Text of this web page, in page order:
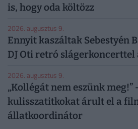
is, hogy oda költözz
2026. augusztus 9.
Ennyit kaszáltak Sebestyén
DJ Oti retró slágerkoncerttel
2026. augusztus 9.
„Kollégát nem eszünk meg!”
kulisszatitkokat árult el a
állatkoordinátor